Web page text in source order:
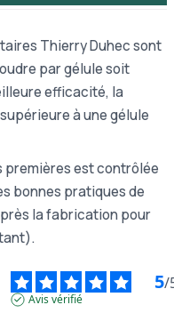
Thierry Duhec sont
par gélule soit
efficacité, la
à une gélule
premières est contrôlée
bonnes pratiques de
la fabrication pour
5/
Avis vérifié